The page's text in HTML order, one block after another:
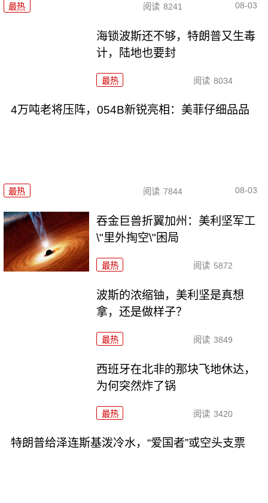
最热 阅读 8241 08-03
海锁波斯还不够，特朗普又生毒
计，陆地也要封
最热 阅读 8034
4万吨老将压阵，054B新锐亮相：美菲仔细品品
最热 阅读 7844 08-03
吞金巨兽折翼加州：美利坚军工
\"里外掏空\"困局
最热 阅读 5872
波斯的浓缩铀，美利坚是真想
拿，还是做样子？
最热 阅读 3849
西班牙在北非的那块飞地休达，
为何突然炸了锅
最热 阅读 3420
特朗普给泽连斯基泼冷水，“爱国者”或空头支票